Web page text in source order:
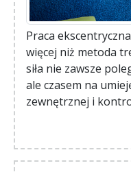
Praca
więcej niż metoda
siła nie zawsze
ale czasem na
zewnętrznej i